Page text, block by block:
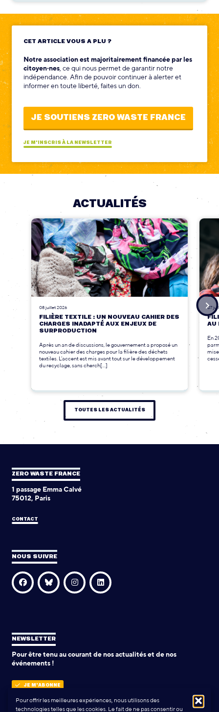
Pour offrir les meilleures expériences, nous utilisons des
technologies telles que les cookies. Le fait de ne pas consentir ou
CET ARTICLE VOUS A PLU ?
Notre association est majoritairement financée par les
citoyen‧nes , ce qui nous permet de garantir notre
indépendance. Afin de pouvoir continuer à alerter et
informer en toute liberté, faites un don.
JE SOUTIENS ZERO WASTE FRANCE
JE M'INSCRIS À LA NEWSLETTER
ACTUALITÉS
08 juillet 2026
FILIÈRE TEXTILE : UN NOUVEAU CAHIER DES
CHARGES INADAPTÉ AUX ENJEUX DE
SURPRODUCTION
Après un an de discussions, le gouvernement a proposé un
nouveau cahier des charges pour la filière des déchets
textiles. L’accent est mis avant tout sur le développement
du recyclage, sans cherch[...]
07
AU
En
TOUTES LES ACTUALITÉS
ZERO WASTE FRANCE
1 passage Emma Calvé
75012, Paris
CONTACT
NOUS SUIVRE
NEWSLETTER
Pour être tenu au courant de nos actualités et de nos
événements !
JE M'ABONNE